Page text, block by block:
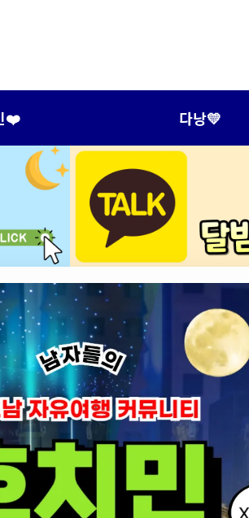
❤️ 다낭💛